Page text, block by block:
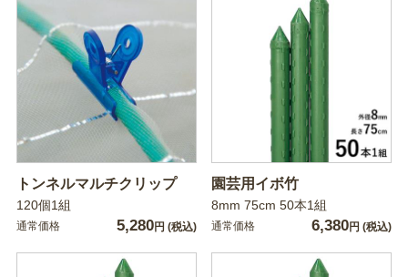
トンネルマルチクリップ
120個1組
通常価格 5,280円 (税込)
園芸用イボ竹
8mm 75cm 50本1組
通常価格 6,380円 (税込)